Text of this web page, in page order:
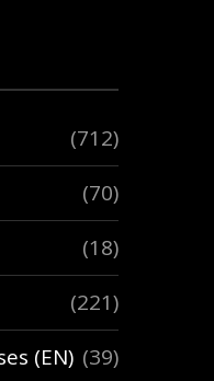
(712)
(70)
(18)
(221)
(EN) (39)